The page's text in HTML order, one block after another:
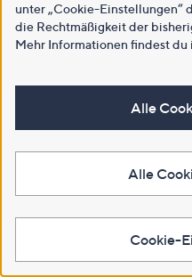
unter „Cookie-Einstellungen“
die Rechtmäßigkeit der
Mehr Informationen findest du
Alle
Alle
Cookie-